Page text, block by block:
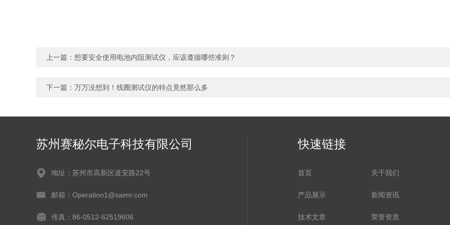
上一篇： 想要安全使用电池内阻测试仪，应该遵循哪些准则？
下一篇： 万万没想到！线圈测试仪的特点竟然那么多
苏州赛秘尔电子科技有限公司
地址：苏州市高新区道安路22号
邮箱：Operation1@saimr.com
传真：86-0512-62519606
快速链接
首页 关于我们
产品展示 新闻资讯
技术文章 荣誉资质